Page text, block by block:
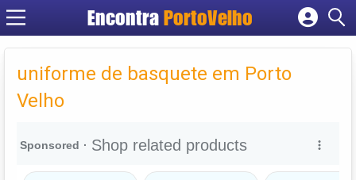
EncontraPortoVelho
Cadastrar empresa
Criar conta
uniforme de basquete em Porto
Velho